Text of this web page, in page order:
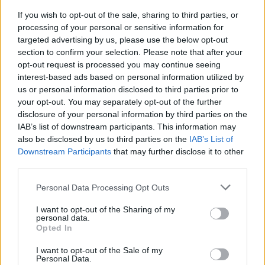
If you wish to opt-out of the sale, sharing to third parties, or
processing of your personal or sensitive information for
targeted advertising by us, please use the below opt-out
section to confirm your selection. Please note that after your
opt-out request is processed you may continue seeing
interest-based ads based on personal information utilized by
us or personal information disclosed to third parties prior to
your opt-out. You may separately opt-out of the further
disclosure of your personal information by third parties on the
IAB’s list of downstream participants. This information may
also be disclosed by us to third parties on the IAB’s List of
Downstream Participants that may further disclose it to other
Please note that this website/app uses one or more Google
not limited to your visit or usage behaviour. You may click to
grant or deny consent to Google and its third-party tags to
use your data for below specified purposes in below Google
consent section.
Personal Data Processing Opt Outs
I want to opt-out of the Sharing of my
personal data.
Opted In
I want to opt-out of the Sale of my
Personal Data.
esemény, hogy segítségével a társadalom
megtapasztalja: a plasztikai sebész
beavatkozásával elérhetőek a szép és ízléses
női külsők olyan esetekben is, amikor azt a
természet már nem teszi lehetővé. Az
operáció megvalósítja a páciens álmait, ezzel
régi gátlásosságától szabadulhat meg új
perspektívákat nyitva meg önmaga előtt.
A versenyre az érdeklődők a
www.missplastichungary.comhonlapon
Apropó
Kedves Főszervezők!
benevezett egy szépségversenyre, ahol sajnos